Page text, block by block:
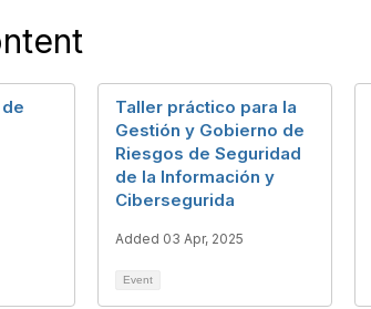
Taller práctico para la
Gestión y Gobierno de
Riesgos de Seguridad
de la Información y
Cibersegurida
Added 03 Apr, 2025
Event